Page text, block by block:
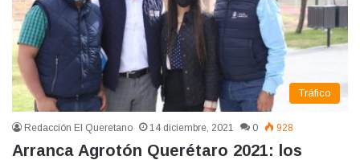
Tráfico
Redacción El Queretano 14 diciembre, 2021 0 928
Arranca Agrotón Querétaro 2021: los